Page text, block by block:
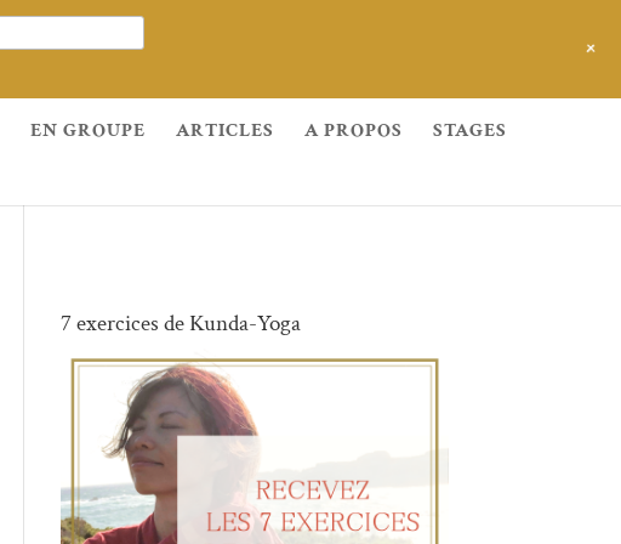
EN GROUPE ARTICLES A PROPOS
STAGES
7 exercices de Kunda-Yoga
+